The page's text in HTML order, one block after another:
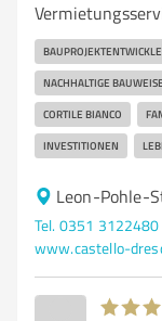
NACHHALTIGE BAUWEISE
CORTILE BIANCO
INVESTITIONEN
Leon-Pohle-
Tel. 0351 3122480
www.castello-